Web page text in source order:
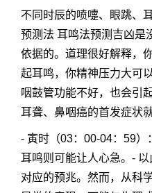
不同时辰的喷嚏、眼跳、
预测法 耳鸣法预测吉凶是
依据的。道理很好解释，
起耳鸣，你精神压力大可
咽鼓管功能不好，也会引
耳聋、鼻咽癌的首发症状
- 寅时（03：00-04：59）
耳鸣则可能让人心急。-
对应的预兆。然而，从科